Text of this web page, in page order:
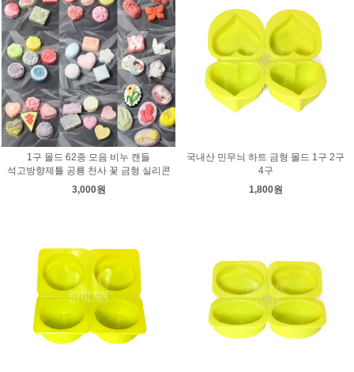
1구 몰드 62종 모음 비누 캔들
석고방향제틀 공룡 천사 꽃 금형 실리콘
3,000원
국내산 민무늬 하트 금형 몰드 1구 2구
4구
1,800원